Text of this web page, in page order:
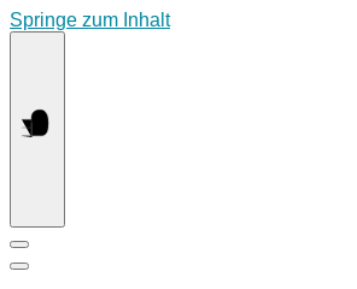
Springe zum Inhalt